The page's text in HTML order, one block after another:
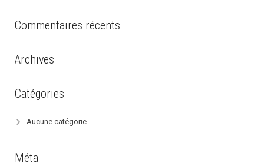
Commentaires récents
Archives
Catégories
Aucune catégorie
Méta